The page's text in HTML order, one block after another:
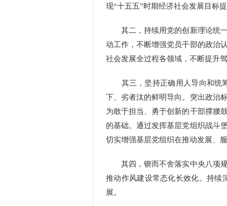
现“十五五”时期经济社会发展目标
其二，持续用党的创新理论统一
动工作，不断增强党员干部的政治
社会发展全过程各领域，不断提升
其三，坚持正确用人导向和统筹
下、劣者汰的鲜明导向。突出政治
为敢于担当、勇于创新的干部撑腰
的基础。通过发挥基层党组织战斗
切实增强基层党组织在推动发展、
其四，锲而不舍落实中央八项规
推动作风建设常态化长效化。持续
展。